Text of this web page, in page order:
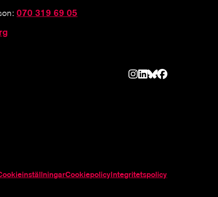
070 319 69 05
CookiepolicyIntegritetspolicy